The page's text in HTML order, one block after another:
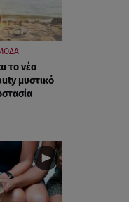
το νέο
μυστικό